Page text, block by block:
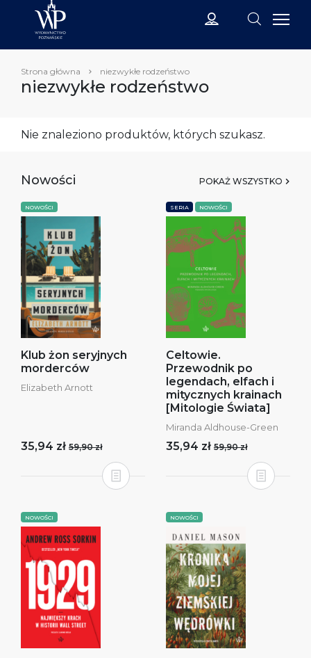
Strona główna niezwykłe rodzeństwo
niezwykłe rodzeństwo
Nie znaleziono produktów, których szukasz.
Nowości POKAŻ WSZYSTKO
NOWOŚCI
Klub żon seryjnych
morderców
Elizabeth Arnott
35,94 zł 59,90 zł
SERIA NOWOŚCI
Celtowie.
Przewodnik po
legendach, elfach i
mitycznych krainach
[Mitologie Świata]
Miranda Aldhouse-Green
35,94 zł 59,90 zł
NOWOŚCI NOWOŚCI